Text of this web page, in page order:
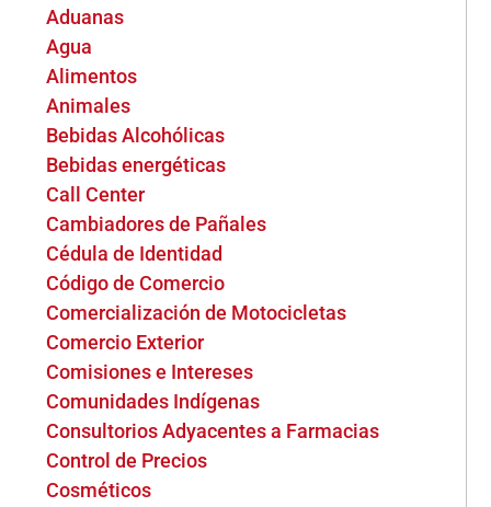
Aduanas
Agua
Alimentos
Animales
Bebidas Alcohólicas
Bebidas energéticas
Call Center
Cambiadores de Pañales
Cédula de Identidad
Código de Comercio
Comercialización de Motocicletas
Comercio Exterior
Comisiones e Intereses
Comunidades Indígenas
Consultorios Adyacentes a Farmacias
Control de Precios
Cosméticos